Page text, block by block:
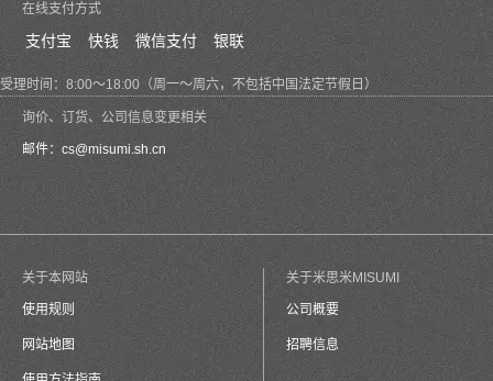
在线支付方式
支付宝 快钱 微信支付 银联
受理时间：8:00～18:00（周一～周六，不包括中国法定节假日）
询价、订货、公司信息变更相关
邮件： cs@misumi.sh.cn
关于本网站
使用规则
网站地图
关于米思米MISUMI
公司概要
招聘信息